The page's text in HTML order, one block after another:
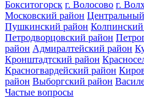
Бокситогорск г. Волосово г.
Московский район
Пушкинский район
Петродворцовский район
район Адмиралтейский район
Кронштадтский район
Красногвардейский район
район Выборгский район
Частые вопросы